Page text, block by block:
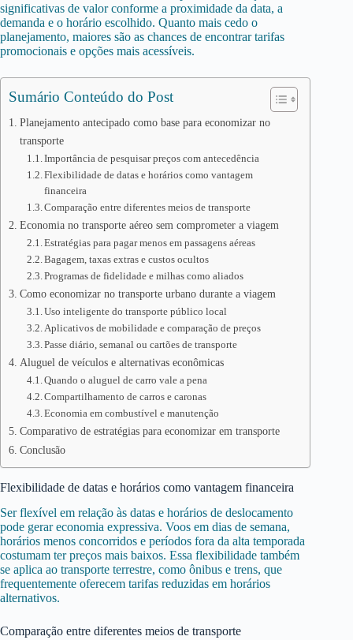
significativas de valor conforme a proximidade da data, a
demanda e o horário escolhido. Quanto mais cedo o
planejamento, maiores são as chances de encontrar tarifas
promocionais e opções mais acessíveis.
Sumário Conteúdo do Post
Planejamento antecipado como base para economizar no
transporte
Importância de pesquisar preços com antecedência
Flexibilidade de datas e horários como vantagem
financeira
Comparação entre diferentes meios de transporte
Economia no transporte aéreo sem comprometer a viagem
Estratégias para pagar menos em passagens aéreas
Bagagem, taxas extras e custos ocultos
Programas de fidelidade e milhas como aliados
Como economizar no transporte urbano durante a viagem
Uso inteligente do transporte público local
Aplicativos de mobilidade e comparação de preços
Passe diário, semanal ou cartões de transporte
Aluguel de veículos e alternativas econômicas
Quando o aluguel de carro vale a pena
Compartilhamento de carros e caronas
Economia em combustível e manutenção
Comparativo de estratégias para economizar em transporte
Conclusão
Flexibilidade de datas e horários como vantagem financeira
Ser flexível em relação às datas e horários de deslocamento
pode gerar economia expressiva. Voos em dias de semana,
horários menos concorridos e períodos fora da alta temporada
costumam ter preços mais baixos. Essa flexibilidade também
se aplica ao transporte terrestre, como ônibus e trens, que
frequentemente oferecem tarifas reduzidas em horários
alternativos.
Comparação entre diferentes meios de transporte